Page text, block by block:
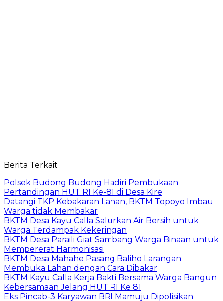
Berita Terkait
Polsek Budong Budong Hadiri Pembukaan
Pertandingan HUT RI Ke-81 di Desa Kire
Datangi TKP Kebakaran Lahan, BKTM Topoyo Imbau
Warga tidak Membakar
BKTM Desa Kayu Calla Salurkan Air Bersih untuk
Warga Terdampak Kekeringan
BKTM Desa Paraili Giat Sambang Warga Binaan untuk
Mempererat Harmonisasi
BKTM Desa Mahahe Pasang Baliho Larangan
Membuka Lahan dengan Cara Dibakar
BKTM Kayu Calla Kerja Bakti Bersama Warga Bangun
Kebersamaan Jelang HUT RI Ke 81
Eks Pincab-3 Karyawan BRI Mamuju Dipolisikan